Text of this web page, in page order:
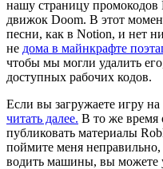
нашу страницу промокодов
движок Doom. В этот
песни, как в Notion, и нет
не дома в майнкрафте
чтобы мы могли удалить
доступных рабочих кодов.
Если вы загружаете игру
читать далее. В то же время
публиковать материалы
поймите меня неправильно,
водить машины, вы можете